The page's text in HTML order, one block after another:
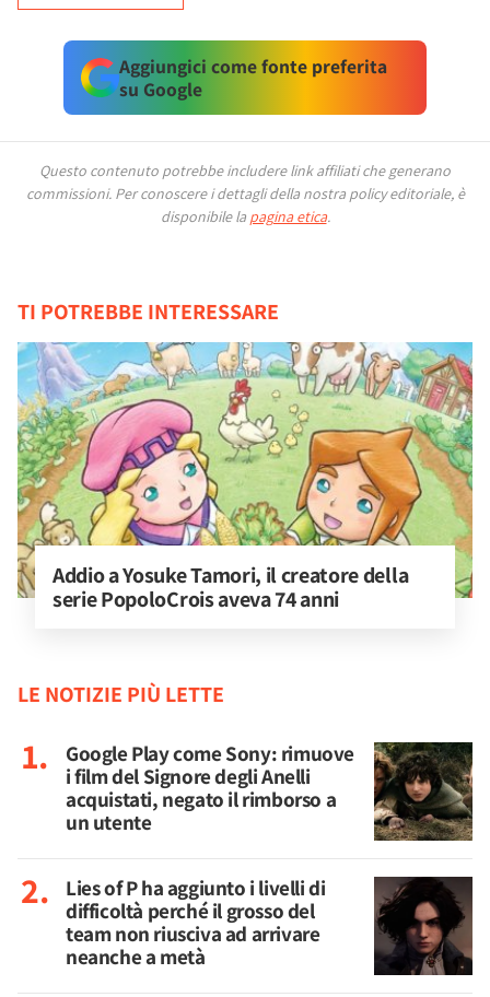
Aggiungici come fonte preferita
su Google
Questo contenuto potrebbe includere link affiliati che generano
commissioni. Per conoscere i dettagli della nostra policy editoriale, è
disponibile la pagina etica.
TI POTREBBE INTERESSARE
Addio a Yosuke Tamori, il creatore della
serie PopoloCrois aveva 74 anni
LE NOTIZIE PIÙ LETTE
Google Play come Sony: rimuove
i film del Signore degli Anelli
acquistati, negato il rimborso a
un utente
Lies of P ha aggiunto i livelli di
difficoltà perché il grosso del
team non riusciva ad arrivare
neanche a metà